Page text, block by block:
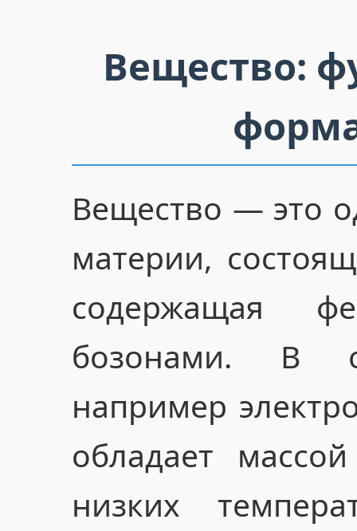
Вещество:
Вещество — это
материи,
содержащая
бозонами. В
например
обладает
низких